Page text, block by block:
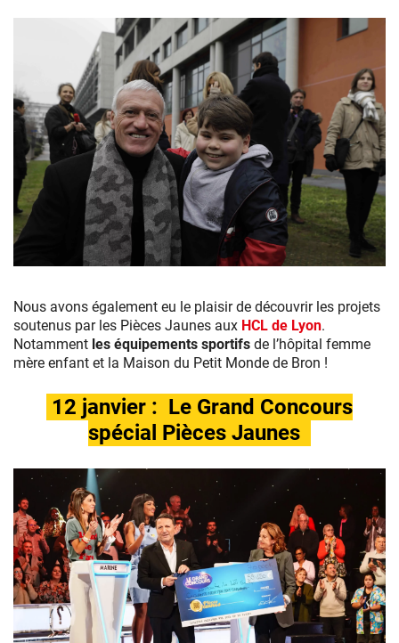
Nous avons également eu le plaisir de découvrir les projets
soutenus par les Pièces Jaunes aux HCL de Lyon.
Notamment les équipements sportifs de l’hôpital femme
mère enfant et la Maison du Petit Monde de Bron !
12 janvier : Le Grand Concours
spécial Pièces Jaunes